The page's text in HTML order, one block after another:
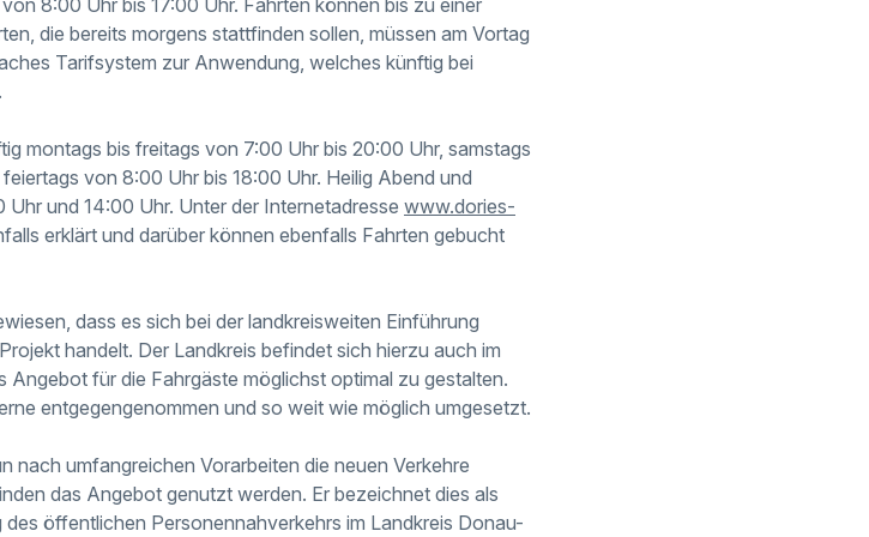
8:00 Uhr bis 17:00 Uhr. Fahrten können bis zu einer
die bereits morgens stattfinden sollen, müssen am Vortag
Tarifsystem zur Anwendung, welches künftig bei
montags bis freitags von 7:00 Uhr bis 20:00 Uhr, samstags
von 8:00 Uhr bis 18:00 Uhr. Heilig Abend und
und 14:00 Uhr. Unter der Internetadresse www.dories-
erklärt und darüber können ebenfalls Fahrten gebucht
dass es sich bei der landkreisweiten Einführung
handelt. Der Landkreis befindet sich hierzu auch im
Angebot für die Fahrgäste möglichst optimal zu gestalten.
entgegengenommen und so weit wie möglich umgesetzt.
nach umfangreichen Vorarbeiten die neuen Verkehre
das Angebot genutzt werden. Er bezeichnet dies als
öffentlichen Personennahverkehrs im Landkreis Donau-